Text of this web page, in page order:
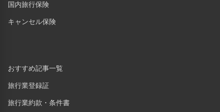
国内旅行保険
キャンセル保険
おすすめ記事一覧
旅行業登録証
旅行業約款・条件書